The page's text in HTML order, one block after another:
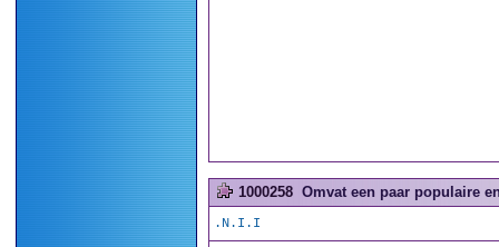
1000258 Omvat een paar populaire
.N.I.I